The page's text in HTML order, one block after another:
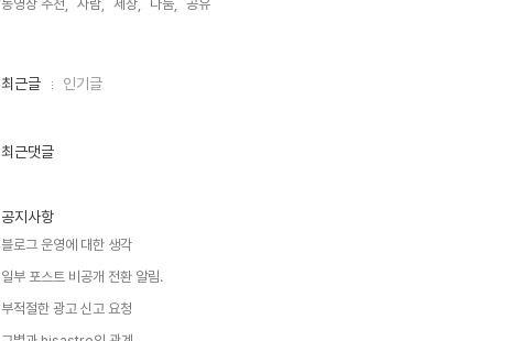
동영상 추천,
사람, 세상, 나눔, 공유,
최
인
최근글 인기글
최근댓글
공지사항
블로그 운영에 대한 생각
일부 포스트 비공개 전환 알림.
부적절한 광고 신고 요청